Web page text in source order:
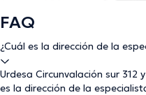
FAQ
¿Cuál es la dirección de la
Urdesa Circunvalación sur
es la dirección de la